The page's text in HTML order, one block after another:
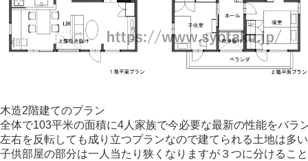
木造2階建てのプラン
全体で103平米の面積に4人家族で今必要な最新の性能をバラ
左右を反転しても成り立つプランなので建てられる土地は多
子供部屋の部分は一人当たり狭くなりますが３つに分けるこ